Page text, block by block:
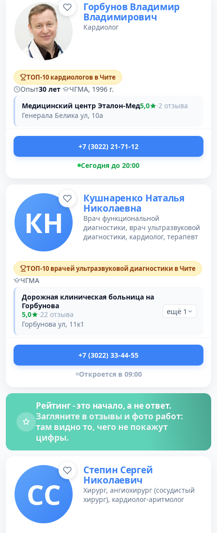
Горбунов Владимир
Владимирович
Кардиолог
ТОП-10 кардиологов в Чите
Опыт30 лет·
ЧГМА, 1996 г.
Медицинский центр Эталон-Мед5,0 ·2 отзыва
Генерала Белика ул, 10а
+7 (3022) 21-71-12
Сегодня до 20:00
КН
Кушнаренко Наталья
Николаевна
Врач функциональной
диагностики, врач ультразвуковой
диагностики, кардиолог, терапевт
ТОП-10 врачей ультразвуковой диагностики в Чите
ЧГМА
Дорожная клиническая больница на
Горбунова
5,0
·22 отзыва
Горбунова ул, 11к1
ещё 1
+7 (3022) 33-44-55
Откроется в 09:00
Рейтинг - это начало, а не ответ.
Загляните в отзывы и фото работ:
там видно то, чего не покажут
цифры.
СС
Степин Сергей
Николаевич
Хирург, ангиохирург (сосудистый
хирург), кардиолог-аритмолог